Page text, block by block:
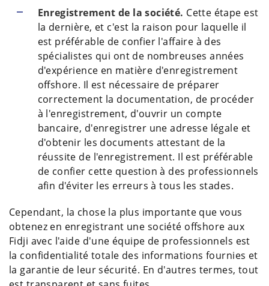
Enregistrement de la société. Cette étape est
la dernière, et c'est la raison pour laquelle il
est préférable de confier l'affaire à des
spécialistes qui ont de nombreuses années
d'expérience en matière d'enregistrement
offshore. Il est nécessaire de préparer
correctement la documentation, de procéder
à l'enregistrement, d'ouvrir un compte
bancaire, d'enregistrer une adresse légale et
d'obtenir les documents attestant de la
réussite de l'enregistrement. Il est préférable
de confier cette question à des professionnels
afin d'éviter les erreurs à tous les stades.
Cependant, la chose la plus importante que vous
obtenez en enregistrant une société offshore aux
Fidji avec l'aide d'une équipe de professionnels est
la confidentialité totale des informations fournies et
la garantie de leur sécurité. En d'autres termes, tout